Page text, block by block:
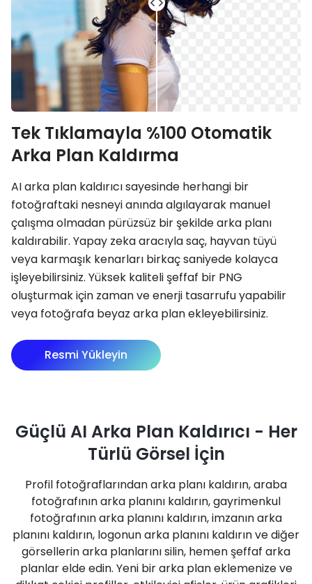
Tek Tıklamayla %100 Otomatik
Arka Plan Kaldırma
AI arka plan kaldırıcı sayesinde herhangi bir
fotoğraftaki nesneyi anında algılayarak manuel
çalışma olmadan pürüzsüz bir şekilde arka planı
kaldırabilir. Yapay zeka aracıyla saç, hayvan tüyü
veya karmaşık kenarları birkaç saniyede kolayca
işleyebilirsiniz. Yüksek kaliteli şeffaf bir PNG
oluşturmak için zaman ve enerji tasarrufu yapabilir
veya fotoğrafa beyaz arka plan ekleyebilirsiniz.
Resmi Yükleyin
Güçlü AI Arka Plan Kaldırıcı - Her
Türlü Görsel İçin
Profil fotoğraflarından arka planı kaldırın, araba
fotoğrafının arka planını kaldırın, gayrimenkul
fotoğrafının arka planını kaldırın, imzanın arka
planını kaldırın, logonun arka planını kaldırın ve diğer
görsellerin arka planlarını silin, hemen şeffaf arka
planlar elde edin. Yeni bir arka plan eklemenize ve